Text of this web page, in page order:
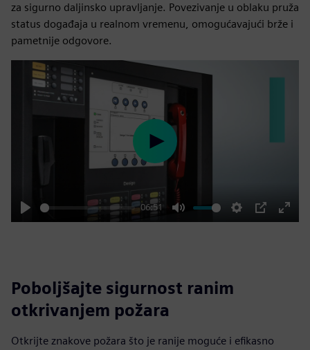
za sigurno daljinsko upravljanje. Povezivanje u oblaku pruža
status događaja u realnom vremenu, omogućavajući brže i
pametnije odgovore.
Play
06:51
Mute Settings
PIP
Enter
Play
Poboljšajte sigurnost ranim
otkrivanjem požara
Otkrijte znakove požara što je ranije moguće i efikasno